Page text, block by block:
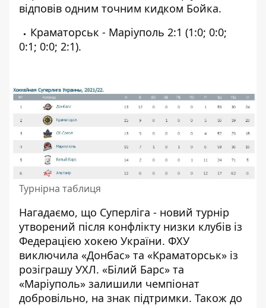
відповів одним точним кидком Бойка.
Краматорськ - Маріуполь 2:1 (1:0; 0:0;
0:1; 0:0; 2:1).
Турнірна таблиця
Нагадаємо, що Суперліга - новий турнір
утворений після конфлікту низки клубів із
Федерацією хокею України. ФХУ
виключила «Донбас» та «Краматорськ» із
розіграшу УХЛ. «Білий Барс» та
«Маріуполь» залишили чемпіонат
добровільно, на знак підтримки. Також до